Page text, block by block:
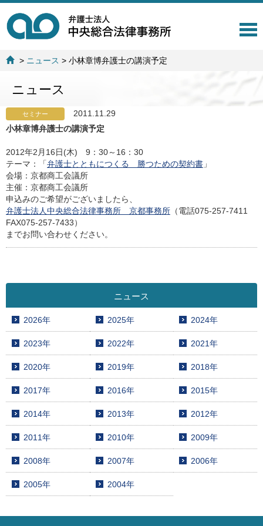
T
> ニュース >小林章博弁護士の講演予定
ニュース
セミナー
2011.11.29
小林章博弁護士の講演予定
2012年2月16日(木) 9：30～16：30
テーマ：「弁護士とともにつくる 勝つための契約書 」
会場：京都商工会議所
主催：京都商工会議所
申込みのご希望がございましたら、
弁護士法人中央総合法律事務所 京都事務所 （電話075-257-7411
FAX075-257-7433）
までお問い合わせください。
ニュース
2026年 2025年 2024年
2023年 2022年 2021年
2020年 2019年 2018年
2017年 2016年 2015年
2014年 2013年 2012年
2011年 2010年 2009年
2008年 2007年 2006年
2005年 2004年